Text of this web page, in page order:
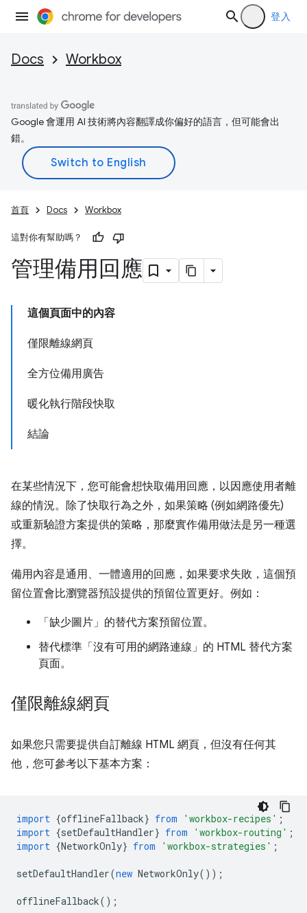
登入
Docs Workbox
Google 會運用 AI 技術將內容翻譯成你偏好的語言，但可能會出
錯。
首頁 Docs Workbox
這對你有幫助嗎？
管理備用回應
這個頁面中的內容
僅限離線網頁
全方位備用廣告
暖化執行階段快取
結論
在某些情況下，您可能會想快取備用回應，以因應使用者離
線的情況。除了快取行為之外，如果策略 (例如網路優先)
或重新驗證方案提供的策略，那麼實作備用做法是另一種選
擇。
備用內容是通用、一體適用的回應，如果要求失敗，這個預
留位置會比瀏覽器預設提供的預留位置更好。例如：
「缺少圖片」的替代方案預留位置。
替代標準「沒有可用的網路連線」的 HTML 替代方案
頁面。
僅限離線網頁
如果您只需要提供自訂離線 HTML 網頁，但沒有任何其
他，您可參考以下基本方案：
import {offlineFallback} from 'workbox-recipes' ;
import {setDefaultHandler} from 'workbox-routing' ;
import {NetworkOnly} from 'workbox-strategies' ;
setDefaultHandler(new NetworkOnly());
offlineFallback();